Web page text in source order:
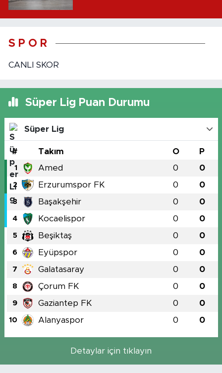
S P O R
CANLI SKOR
Süper Lig Puan Durumu
Süper Lig
# Takım O P
1 Amed 0 0
2 Erzurumspor FK 0 0
3 Başakşehir 0 0
4 Kocaelispor 0 0
5 Beşiktaş 0 0
6 Eyüpspor 0 0
7 Galatasaray 0 0
8 Çorum FK 0 0
9 Gaziantep FK 0 0
10 Alanyaspor 0 0
Detaylar için tıklayın